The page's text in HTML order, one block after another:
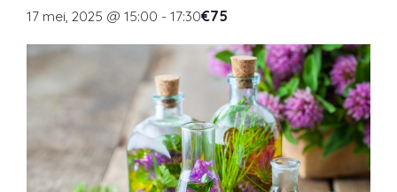
17 mei, 2025 @ 15:00 - 17:30€75